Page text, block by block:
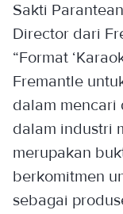
Sakti
Director dari
“Format
Fremantle
dalam mencari
dalam industri
merupakan
berkomitmen
sebagai